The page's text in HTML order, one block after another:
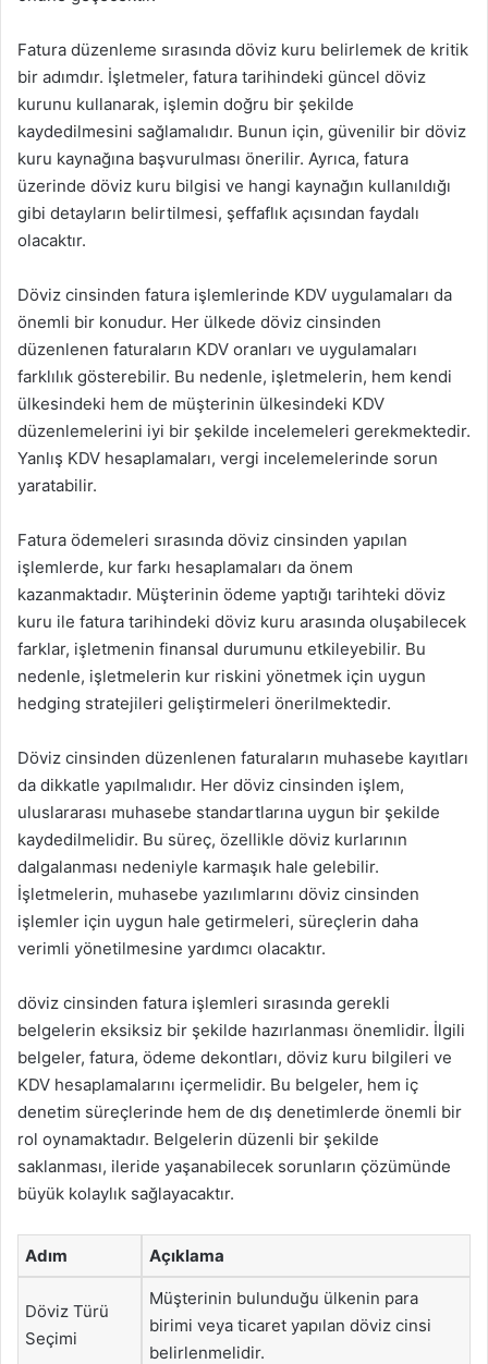
Fatura düzenleme sırasında döviz kuru belirlemek de kritik
bir adımdır. İşletmeler, fatura tarihindeki güncel döviz
kurunu kullanarak, işlemin doğru bir şekilde
kaydedilmesini sağlamalıdır. Bunun için, güvenilir bir döviz
kuru kaynağına başvurulması önerilir. Ayrıca, fatura
üzerinde döviz kuru bilgisi ve hangi kaynağın kullanıldığı
gibi detayların belirtilmesi, şeffaflık açısından faydalı
olacaktır.
Döviz cinsinden fatura işlemlerinde KDV uygulamaları da
önemli bir konudur. Her ülkede döviz cinsinden
düzenlenen faturaların KDV oranları ve uygulamaları
farklılık gösterebilir. Bu nedenle, işletmelerin, hem kendi
ülkesindeki hem de müşterinin ülkesindeki KDV
düzenlemelerini iyi bir şekilde incelemeleri gerekmektedir.
Yanlış KDV hesaplamaları, vergi incelemelerinde sorun
yaratabilir.
Fatura ödemeleri sırasında döviz cinsinden yapılan
işlemlerde, kur farkı hesaplamaları da önem
kazanmaktadır. Müşterinin ödeme yaptığı tarihteki döviz
kuru ile fatura tarihindeki döviz kuru arasında oluşabilecek
farklar, işletmenin finansal durumunu etkileyebilir. Bu
nedenle, işletmelerin kur riskini yönetmek için uygun
hedging stratejileri geliştirmeleri önerilmektedir.
Döviz cinsinden düzenlenen faturaların muhasebe kayıtları
da dikkatle yapılmalıdır. Her döviz cinsinden işlem,
uluslararası muhasebe standartlarına uygun bir şekilde
kaydedilmelidir. Bu süreç, özellikle döviz kurlarının
dalgalanması nedeniyle karmaşık hale gelebilir.
İşletmelerin, muhasebe yazılımlarını döviz cinsinden
işlemler için uygun hale getirmeleri, süreçlerin daha
verimli yönetilmesine yardımcı olacaktır.
döviz cinsinden fatura işlemleri sırasında gerekli
belgelerin eksiksiz bir şekilde hazırlanması önemlidir. İlgili
belgeler, fatura, ödeme dekontları, döviz kuru bilgileri ve
KDV hesaplamalarını içermelidir. Bu belgeler, hem iç
denetim süreçlerinde hem de dış denetimlerde önemli bir
rol oynamaktadır. Belgelerin düzenli bir şekilde
saklanması, ileride yaşanabilecek sorunların çözümünde
büyük kolaylık sağlayacaktır.
Adım Açıklama
Döviz Türü
Seçimi
Müşterinin bulunduğu ülkenin para
birimi veya ticaret yapılan döviz cinsi
belirlenmelidir.